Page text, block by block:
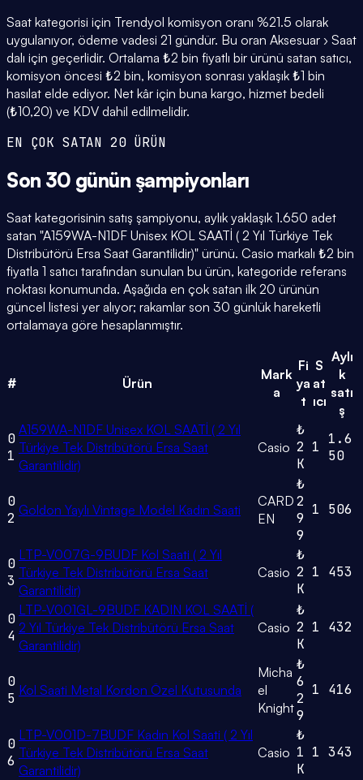
Saat kategorisi için Trendyol komisyon oranı %21.5 olarak
uygulanıyor, ödeme vadesi 21 gündür. Bu oran Aksesuar › Saat
dalı için geçerlidir. Ortalama ₺2 bin fiyatlı bir ürünü satan satıcı,
komisyon öncesi ₺2 bin, komisyon sonrası yaklaşık ₺1 bin
hasılat elde ediyor. Net kâr için buna kargo, hizmet bedeli
(₺10,20) ve KDV dahil edilmelidir.
EN ÇOK SATAN 20 ÜRÜN
Son 30 günün şampiyonları
Saat kategorisinin satış şampiyonu, aylık yaklaşık 1.650 adet
satan "A159WA-N1DF Unisex KOL SAATİ ( 2 Yıl Türkiye Tek
Distribütörü Ersa Saat Garantilidir)" ürünü. Casio markalı ₺2 bin
fiyatla 1 satıcı tarafından sunulan bu ürün, kategoride referans
noktası konumunda. Aşağıda en çok satan ilk 20 ürünün
güncel listesi yer alıyor; rakamlar son 30 günlük hareketli
ortalamaya göre hesaplanmıştır.
# Ürün
Mark
a
Fi
ya
t
S
at
ıcı
Aylı
k
satı
ş
0
1
A159WA-N1DF Unisex KOL SAATİ ( 2 Yıl
Türkiye Tek Distribütörü Ersa Saat
Garantilidir)
Casio
₺
2
K
1
1.6
50
0
2 Goldon Yaylı Vintage Model Kadın Saati
CARD
EN
₺
2
9
9
1 506
0
3
LTP-V007G-9BUDF Kol Saati ( 2 Yıl
Türkiye Tek Distribütörü Ersa Saat
Garantilidir)
Casio
₺
2
K
1 453
0
4
LTP-V001GL-9BUDF KADIN KOL SAATİ (
2 Yıl Türkiye Tek Distribütörü Ersa Saat
Garantilidir)
Casio
₺
2
K
1 432
0
5 Kol Saati Metal Kordon Özel Kutusunda
Micha
el
Knight
₺
6
2
9
1 416
0
6
LTP-V001D-7BUDF Kadın Kol Saati ( 2 Yıl
Türkiye Tek Distribütörü Ersa Saat
Garantilidir)
Casio
₺
1
K
1 343